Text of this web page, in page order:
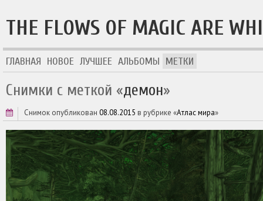
THE FLOWS OF MAGIC ARE
ГЛАВНАЯ НОВОЕ ЛУЧШЕЕ АЛЬБОМЫ МЕТКИ
Снимки с меткой «демон»
снимок опубликован 08.08.2015 в рубрике «Атлас мира»